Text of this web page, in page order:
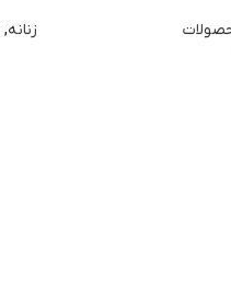
زنانه,